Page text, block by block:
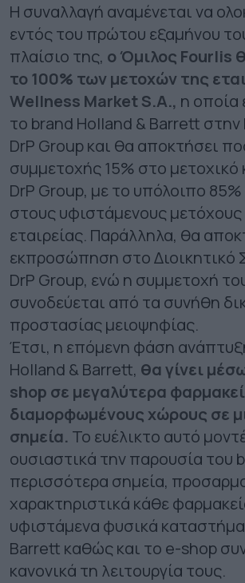
Η συναλλαγή αναμένεται να
εντός του πρώτου εξαμήνου
πλαίσιο της, ο Όμιλος Fourlis
το 100% των μετοχών της
Wellness Market S.A., η
το brand Holland & Barrett
DrP Group και θα αποκτήσει
συμμετοχής 15% στο μετοχικό
DrP Group, με το υπόλοιπο 85%
στους υφιστάμενους
εταιρείας. Παράλληλα, θα
εκπροσώπηση στο Διοικητικό
DrP Group, ενώ η συμμετοχή
συνοδεύεται από τα συνήθη
προστασίας μειοψηφίας.
Έτσι, η επόμενη φάση
Holland & Barrett, θα γίνει
shop σε μεγαλύτερα
διαμορφωμένους χώρους σε
σημεία. Το ευέλικτο αυτό
ουσιαστικά την παρουσία του
περισσότερα σημεία,
χαρακτηριστικά κάθε
υφιστάμενα φυσικά
Barrett καθώς και το e-shop
κανονικά τη λειτουργία τους.